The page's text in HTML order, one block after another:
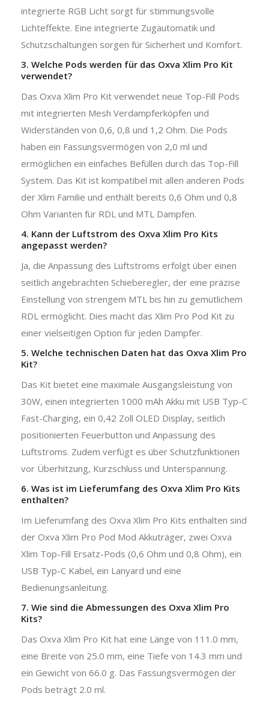
integrierte RGB Licht sorgt für stimmungsvolle
Lichteffekte. Eine integrierte Zugautomatik und
Schutzschaltungen sorgen für Sicherheit und Komfort.
3. Welche Pods werden für das Oxva Xlim Pro Kit
verwendet?
Das Oxva Xlim Pro Kit verwendet neue Top-Fill Pods
mit integrierten Mesh Verdampferköpfen und
Widerständen von 0,6, 0,8 und 1,2 Ohm. Die Pods
haben ein Fassungsvermögen von 2,0 ml und
ermöglichen ein einfaches Befüllen durch das Top-Fill
System. Das Kit ist kompatibel mit allen anderen Pods
der Xlim Familie und enthält bereits 0,6 Ohm und 0,8
Ohm Varianten für RDL und MTL Dampfen.
4. Kann der Luftstrom des Oxva Xlim Pro Kits
angepasst werden?
Ja, die Anpassung des Luftstroms erfolgt über einen
seitlich angebrachten Schieberegler, der eine präzise
Einstellung von strengem MTL bis hin zu gemütlichem
RDL ermöglicht. Dies macht das Xlim Pro Pod Kit zu
einer vielseitigen Option für jeden Dampfer.
5. Welche technischen Daten hat das Oxva Xlim Pro
Kit?
Das Kit bietet eine maximale Ausgangsleistung von
30W, einen integrierten 1000 mAh Akku mit USB Typ-C
Fast-Charging, ein 0,42 Zoll OLED Display, seitlich
positionierten Feuerbutton und Anpassung des
Luftstroms. Zudem verfügt es über Schutzfunktionen
vor Überhitzung, Kurzschluss und Unterspannung.
6. Was ist im Lieferumfang des Oxva Xlim Pro Kits
enthalten?
Im Lieferumfang des Oxva Xlim Pro Kits enthalten sind
der Oxva Xlim Pro Pod Mod Akkuträger, zwei Oxva
Xlim Top-Fill Ersatz-Pods (0,6 Ohm und 0,8 Ohm), ein
USB Typ-C Kabel, ein Lanyard und eine
Bedienungsanleitung.
7. Wie sind die Abmessungen des Oxva Xlim Pro
Kits?
Das Oxva Xlim Pro Kit hat eine Länge von 111.0 mm,
eine Breite von 25.0 mm, eine Tiefe von 14.3 mm und
ein Gewicht von 66.0 g. Das Fassungsvermögen der
Pods beträgt 2.0 ml.